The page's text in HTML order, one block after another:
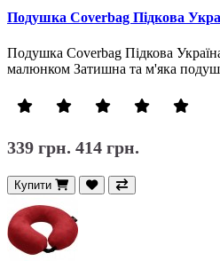
Подушка Coverbag Підкова
Подушка Coverbag Підкова
малюнком Затишна та м'яка
339 грн. 414 грн.
Купити